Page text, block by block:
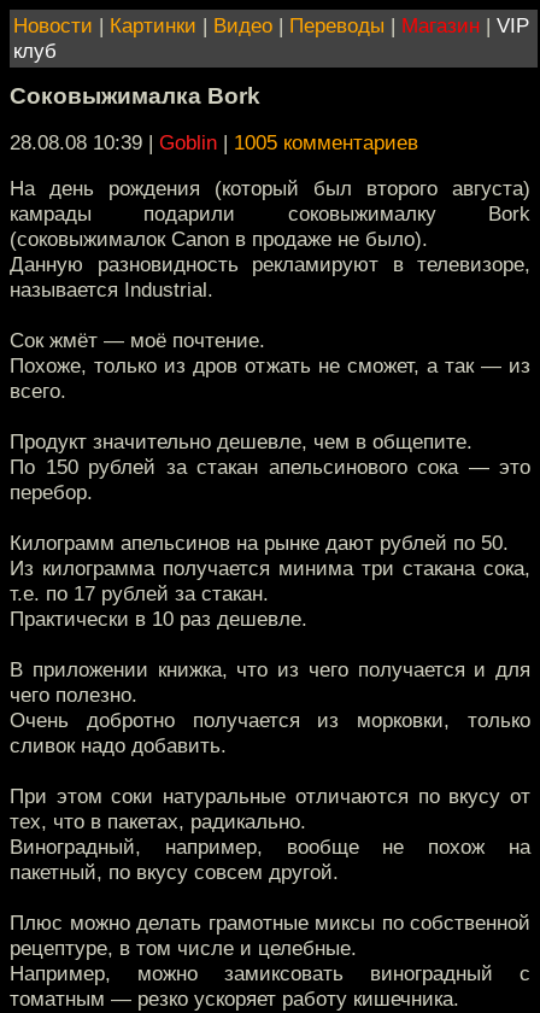
Новости | Картинки | Видео | Переводы | Магазин | VIP
клуб
Соковыжималка Bork
28.08.08 10:39 | Goblin | 1005 комментариев
На день рождения (который был второго августа)
камрады подарили соковыжималку Bork
(соковыжималок Canon в продаже не было).
Данную разновидность рекламируют в телевизоре,
называется Industrial.
Сок жмёт — моё почтение.
Похоже, только из дров отжать не сможет, а так — из
всего.
Продукт значительно дешевле, чем в общепите.
По 150 рублей за стакан апельсинового сока — это
перебор.
Килограмм апельсинов на рынке дают рублей по 50.
Из килограмма получается минима три стакана сока,
т.е. по 17 рублей за стакан.
Практически в 10 раз дешевле.
В приложении книжка, что из чего получается и для
чего полезно.
Очень добротно получается из морковки, только
сливок надо добавить.
При этом соки натуральные отличаются по вкусу от
тех, что в пакетах, радикально.
Виноградный, например, вообще не похож на
пакетный, по вкусу совсем другой.
Плюс можно делать грамотные миксы по собственной
рецептуре, в том числе и целебные.
Например, можно замиксовать виноградный с
томатным — резко ускоряет работу кишечника.